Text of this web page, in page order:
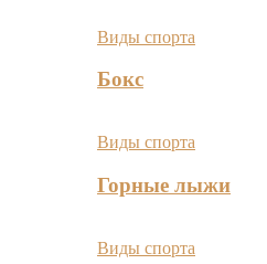
Виды спорта
Бокс
Виды спорта
Горные лыжи
Виды спорта